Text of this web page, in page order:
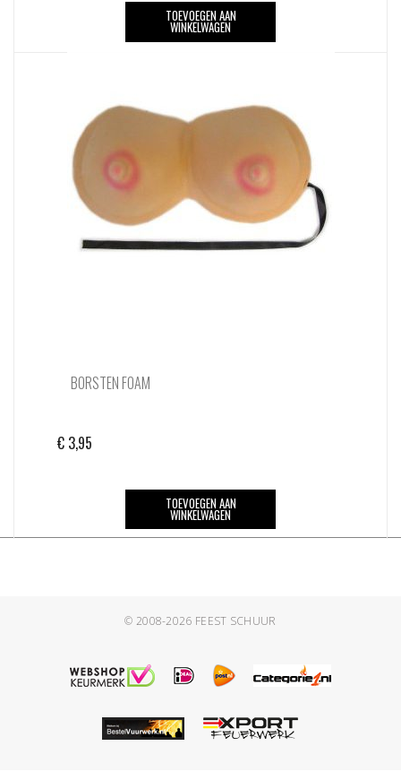
TOEVOEGEN AAN
WINKELWAGEN
BORSTEN FOAM
€ 3,95
TOEVOEGEN AAN
WINKELWAGEN
© 2008-2026 FEEST SCHUUR